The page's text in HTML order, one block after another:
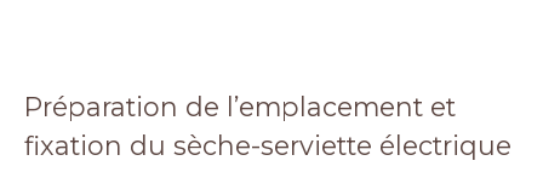
Préparation de l’emplacement et
fixation du sèche-serviette électrique